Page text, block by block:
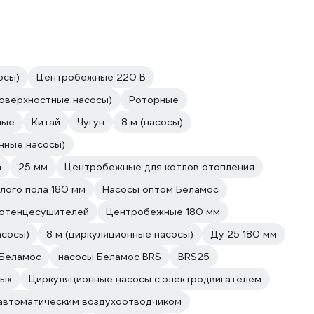
Центробежные 220 В
насосы)
Роторные
Китай Чугун
8 м (насосы)
насосы)
25 мм
Центробежные для котлов отопления
пола 180 мм
Насосы оптом Беламос
Центробежные 180 мм
8 м (циркуляционные насосы)
Ду 25 180 мм
насосы Беламос BRS
BRS25
Циркуляционные насосы с электродвигателем
воздухоотводчиком